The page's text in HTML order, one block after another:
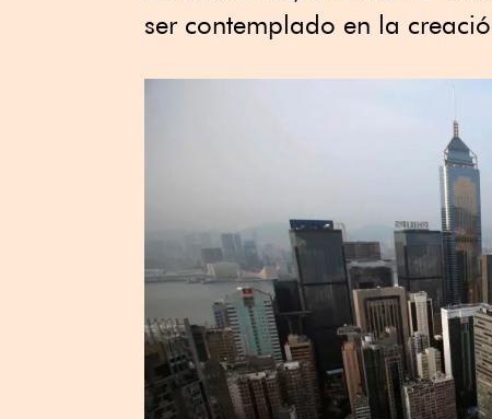
ser contemplado en la